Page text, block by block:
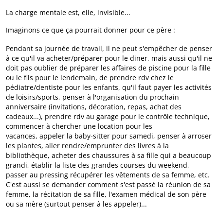
La charge mentale est, elle, invisible...
Imaginons ce que ça pourrait donner pour ce père :
Pendant sa journée de travail, il ne peut s'empêcher de penser
à ce qu'il va acheter/préparer pour le diner, mais aussi qu'il ne
doit pas oublier de préparer les affaires de piscine pour la fille
ou le fils pour le lendemain, de prendre rdv chez le
pédiatre/dentiste pour les enfants, qu'il faut payer les activités
de loisirs/sports, penser à l'organisation du prochain
anniversaire (invitations, décoration, repas, achat des
cadeaux...), prendre rdv au garage pour le contrôle technique,
commencer à chercher une location pour les
vacances, appeler la baby-sitter pour samedi, penser à arroser
les plantes, aller rendre/emprunter des livres à la
bibliothèque, acheter des chaussures à sa fille qui a beaucoup
grandi, établir la liste des grandes courses du weekend,
passer au pressing récupérer les vêtements de sa femme, etc.
C'est aussi se demander comment s'est passé la réunion de sa
femme, la récitation de sa fille, l'examen médical de son père
ou sa mère (surtout penser à les appeler)...